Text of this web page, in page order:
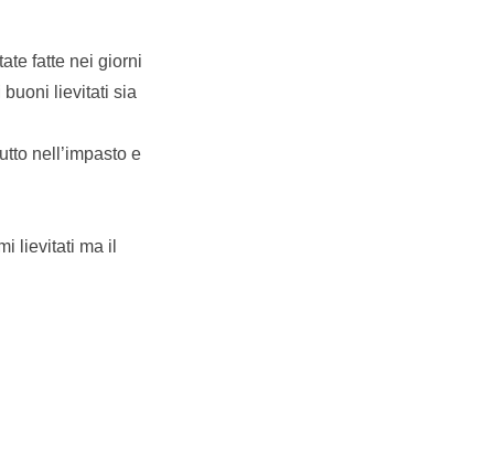
fatte nei giorni
buoni lievitati sia
nell’impasto e
lievitati ma il